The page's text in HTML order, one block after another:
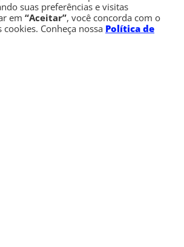
suas preferências e visitas
em “Aceitar”, você concorda com o
cookies. Conheça nossa Política de